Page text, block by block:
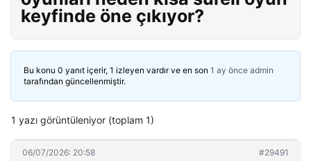
keyfinde öne çıkıyor?
Bu konu 0 yanıt içerir, 1 izleyen vardır ve en son 1 ay önce admin
tarafından güncellenmiştir.
1 yazı görüntüleniyor (toplam 1)
06/07/2026: 20:58 #29491